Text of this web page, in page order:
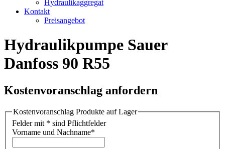
Hydraulikaggregat
Kontakt
Preisangebot
Hydraulikpumpe Sauer
Danfoss 90 R55
Kostenvoranschlag anfordern
Kostenvoranschlag Produkte auf Lager
Felder mit * sind Pflichtfelder
Vorname und Nachname*